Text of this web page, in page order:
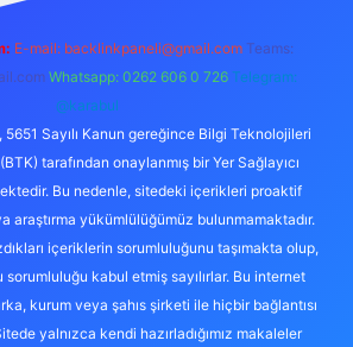
E-mail: backlinkpaneli@gmail.com Teams:
Whatsapp: 0262 606 0 726 Telegram:
@karabul
5651 Sayılı Kanun gereğince Bilgi Teknolojileri
tarafından onaylanmış bir Yer Sağlayıcı
Bu nedenle, sitedeki içerikleri proaktif
araştırma yükümlülüğümüz bulunmamaktadır.
içeriklerin sorumluluğunu taşımakta olup,
kabul etmiş sayılırlar. Bu internet
kurum veya şahıs şirketi ile hiçbir bağlantısı
yalnızca kendi hazırladığımız makaleler